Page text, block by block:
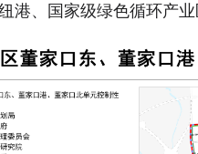
港、国家级绿色循环产